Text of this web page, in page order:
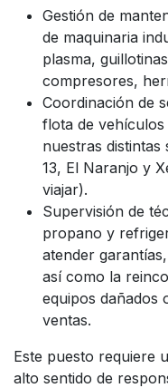
Gestión de
de maquinaria
plasma,
compresores,
Coordinación de
flota de
nuestras distintas
13, El Naranjo y
viajar).
Supervisión de
propano y
atender
así como la
equipos dañados
ventas.
Este puesto requiere
alto sentido de